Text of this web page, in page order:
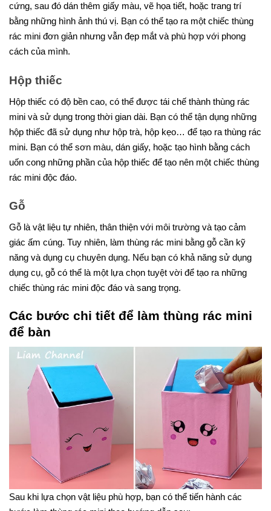
cứng, sau đó dán thêm giấy màu, vẽ họa tiết, hoặc trang trí
bằng những hình ảnh thú vị. Bạn có thể tạo ra một chiếc thùng
rác mini đơn giản nhưng vẫn đẹp mắt và phù hợp với phong
cách của mình.
Hộp thiếc
Hộp thiếc có độ bền cao, có thể được tái chế thành thùng rác
mini và sử dụng trong thời gian dài. Bạn có thể tận dụng những
hộp thiếc đã sử dụng như hộp trà, hộp kẹo… để tạo ra thùng rác
mini. Bạn có thể sơn màu, dán giấy, hoặc tạo hình bằng cách
uốn cong những phần của hộp thiếc để tạo nên một chiếc thùng
rác mini độc đáo.
Gỗ
Gỗ là vật liệu tự nhiên, thân thiện với môi trường và tạo cảm
giác ấm cúng. Tuy nhiên, làm thùng rác mini bằng gỗ cần kỹ
năng và dụng cụ chuyên dụng. Nếu bạn có khả năng sử dụng
dụng cụ, gỗ có thể là một lựa chọn tuyệt vời để tạo ra những
chiếc thùng rác mini độc đáo và sang trọng.
Các bước chi tiết để làm thùng rác mini
để bàn
Sau khi lựa chọn vật liệu phù hợp, bạn có thể tiến hành các